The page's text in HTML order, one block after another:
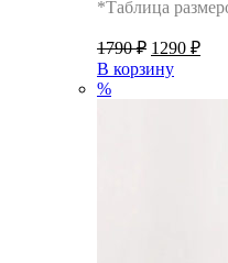
*Таблица
1790₽ 1290 ₽
В корзину
%